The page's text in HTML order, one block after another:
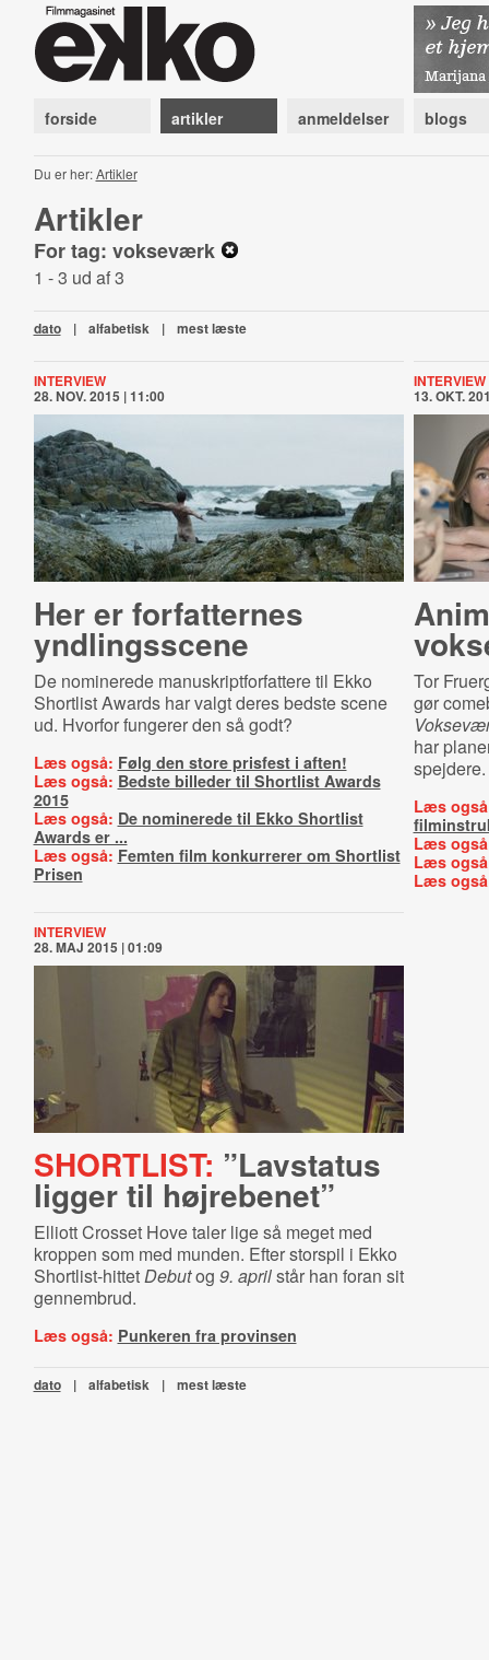
forside artikler anmeldelser blogs
Du er her:Artikler
Artikler
For tag: vokseværk
1 - 3 ud af 3
dato | alfabetisk | mest læste
INTERVIEW
28. NOV. 2015 | 11:00
Her er forfatternes
yndlingsscene
De nominerede manuskriptforfattere til Ekko
Shortlist Awards har valgt deres bedste scene
ud. Hvorfor fungerer den så godt?
Læs også: Følg den store prisfest i aften!
Læs også: Bedste billeder til Shortlist Awards
2015
Læs også: De nominerede til Ekko Shortlist
Awards er ...
Læs også: Femten film konkurrerer om Shortlist
Prisen
INTERVIEW
13. OKT.
Tor
gør
har
spejdere.
Læs
Læs
Læs
Læs
INTERVIEW
28. MAJ 2015 | 01:09
SHORTLIST: ”Lavstatus
ligger til højrebenet”
Elliott Crosset Hove taler lige så meget med
kroppen som med munden. Efter storspil i Ekko
Shortlist-hittetDebutog 9. aprilstår han foran sit
gennembrud.
Læs også: Punkeren fra provinsen
dato | alfabetisk | mest læste